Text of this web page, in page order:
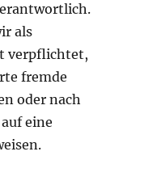
als
verpflichtet,
fremde
oder nach
eine